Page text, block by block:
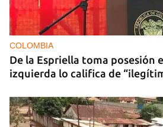
COLOMBIA
De la Espriella toma posesión
izquierda lo califica de